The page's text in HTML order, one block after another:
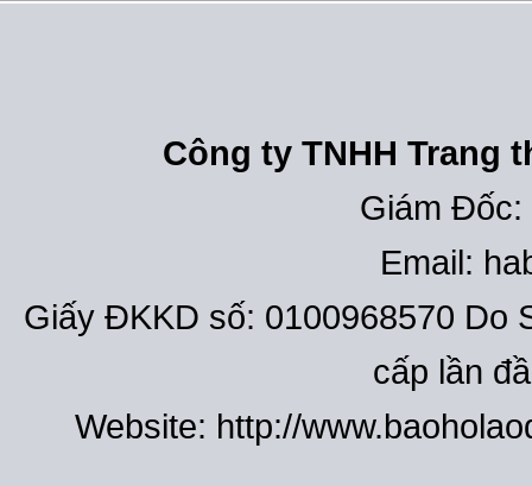
Công ty TNHH Trang
Giám Đốc:
Email:
Giấy ĐKKD số: 0100968570 Do
cấp lần
Website: http://